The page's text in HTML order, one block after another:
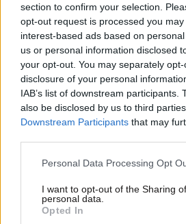
section to confirm your selection.
opt-out request is processed you
interest-based ads based on
us or personal information disclosed
your opt-out. You may separately
disclosure of your personal
IAB’s list of downstream participants.
also be disclosed by us to third
Downstream Participants that may
Please note that this website/app
not limited to your visit or usage
grant or deny consent to Google and
use your data for below specified
Personal Data Processing Opt
I want to opt-out of the Sharing
personal data.
Opted In